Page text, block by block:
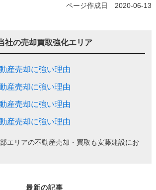
ページ作成日 2020-06-13
社の売却買取強化エリア
産売却に強い理由
産売却に強い理由
産売却に強い理由
産売却に強い理由
エリアの不動産売却・買取も安藤建設にお
最新の記事